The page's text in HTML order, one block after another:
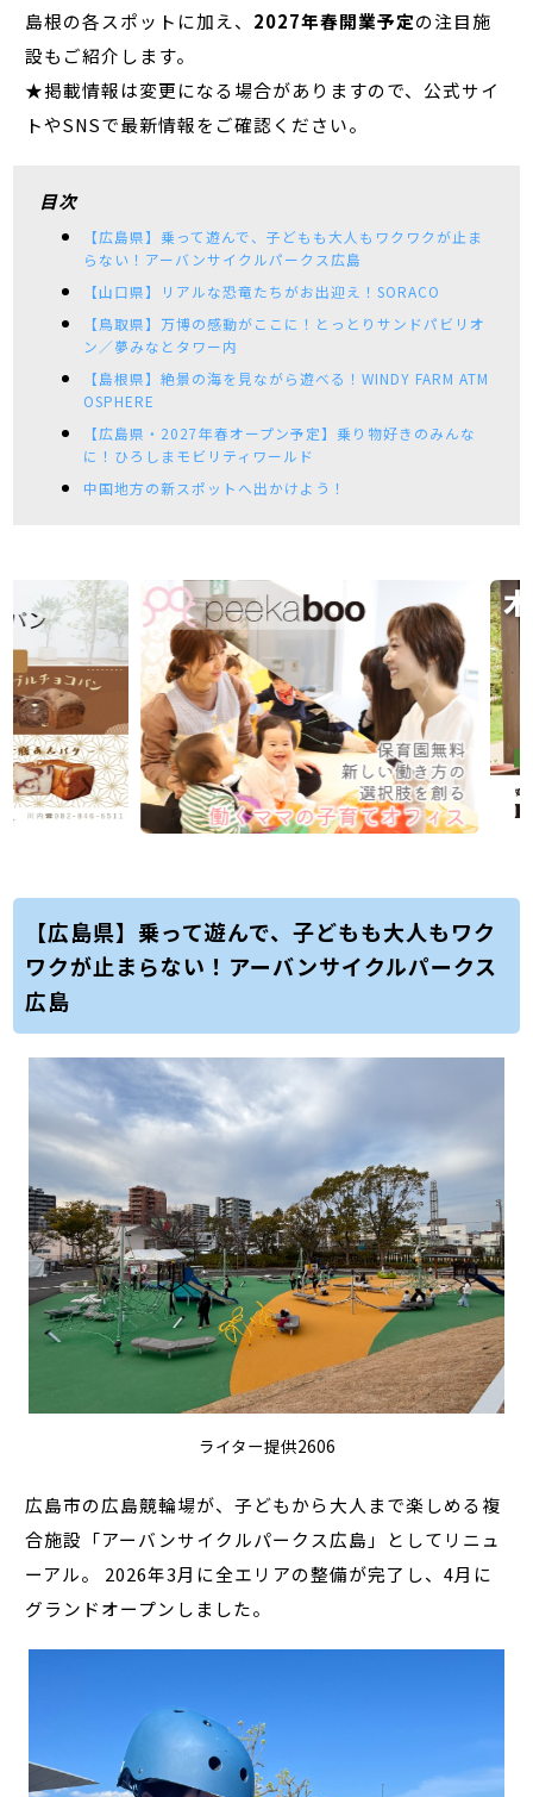
島根の各スポットに加え、 2027年春開業予定の注目施
設もご紹介します。
★掲載情報は変更になる場合がありますので、公式サイ
トやSNSで最新情報をご確認ください。
目次
【広島県】乗って遊んで、子どもも大人もワクワクが止ま
らない！アーバンサイクルパークス広島
【山口県】リアルな恐竜たちがお出迎え！SORACO
【鳥取県】万博の感動がここに！とっとりサンドパビリオ
ン／夢みなとタワー内
【島根県】絶景の海を見ながら遊べる！WINDY FARM ATM
OSPHERE
【広島県・2027年春オープン予定】乗り物好きのみんな
に！ひろしまモビリティワールド
中国地方の新スポットへ出かけよう！
【広島県】乗って遊んで、子どもも大人もワク
ワクが止まらない！アーバンサイクルパークス
広島
ライター提供2606
広島市の広島競輪場が、子どもから大人まで楽しめる複
合施設「アーバンサイクルパークス広島」としてリニュ
ーアル。 2026年3月に全エリアの整備が完了し、4月に
グランドオープンしました。